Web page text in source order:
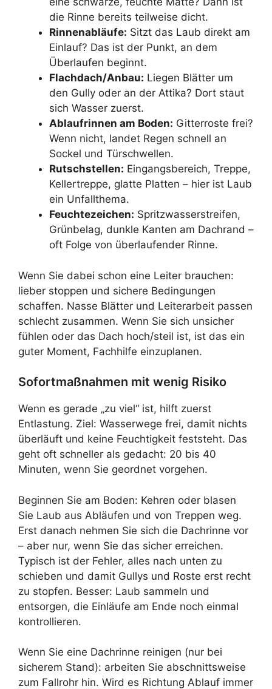
die Rinne bereits teilweise dicht.
Rinnenabläufe: Sitzt das Laub direkt am
Einlauf? Das ist der Punkt, an dem
Überlaufen beginnt.
Flachdach/Anbau: Liegen Blätter um
den Gully oder an der Attika? Dort staut
sich Wasser zuerst.
Ablaufrinnen am Boden: Gitterroste frei?
Wenn nicht, landet Regen schnell an
Sockel und Türschwellen.
Rutschstellen: Eingangsbereich, Treppe,
Kellertreppe, glatte Platten – hier ist Laub
ein Unfallthema.
Feuchtezeichen: Spritzwasserstreifen,
Grünbelag, dunkle Kanten am Dachrand –
oft Folge von überlaufender Rinne.
Wenn Sie dabei schon eine Leiter brauchen:
lieber stoppen und sichere Bedingungen
schaffen. Nasse Blätter und Leiterarbeit passen
schlecht zusammen. Wenn Sie sich unsicher
fühlen oder das Dach hoch/steil ist, ist das ein
guter Moment, Fachhilfe einzuplanen.
Sofortmaßnahmen mit wenig Risiko
Wenn es gerade „zu viel“ ist, hilft zuerst
Entlastung. Ziel: Wasserwege frei, damit nichts
überläuft und keine Feuchtigkeit feststeht. Das
geht oft schneller als gedacht: 20 bis 40
Minuten, wenn Sie geordnet vorgehen.
Beginnen Sie am Boden: Kehren oder blasen
Sie Laub aus Abläufen und von Treppen weg.
Erst danach nehmen Sie sich die Dachrinne vor
– aber nur, wenn Sie das sicher erreichen.
Typisch ist der Fehler, alles nach unten zu
schieben und damit Gullys und Roste erst recht
zu stopfen. Besser: Laub sammeln und
entsorgen, die Einläufe am Ende noch einmal
kontrollieren.
Wenn Sie eine Dachrinne reinigen (nur bei
sicherem Stand): arbeiten Sie abschnittsweise
zum Fallrohr hin. Wird es Richtung Ablauf immer